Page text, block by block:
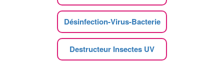
Désinfection-Virus-Bacterie
Destructeur Insectes UV